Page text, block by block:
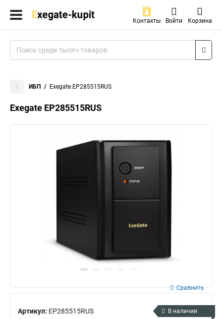
Контакты Войти Корзина
ИБП Exegate EP285515RUS
Exegate EP285515RUS
Артикул: EP285515RUS
Сравнить
В наличии